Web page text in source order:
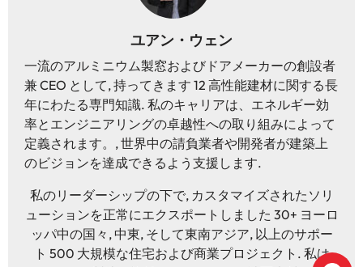
ユアン・ウェン
一流のアルミニウム製窓およびドアメーカーの創設者
兼 CEO として, 持ってきます 12 高性能建材に関する長
年にわたる専門知識. 私のキャリアは、エネルギー効
率とエンジニアリングの卓越性への取り組みによって
定義されます。, 世界中の請負業者や開発者が建築上
のビジョンを達成できるよう支援します.
私のリーダーシップの下で, カスタマイズされたソリ
ューションを正常にエクスポートしました 30+ ヨーロ
ッパ中の国々, 中東, そして東南アジア, 以上のサポー
ト 500 大規模な住宅および商業プロジェクト. 私は